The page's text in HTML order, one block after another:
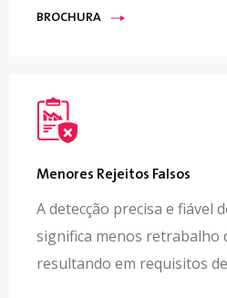
BROCHURA
Menores Rejeitos Falsos
A detecção precisa e fiável
significa menos retrabalho
resultando em requisitos